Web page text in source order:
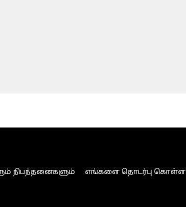
நிபந்தனைகளும் எங்களை தொடர்பு கொள்ள